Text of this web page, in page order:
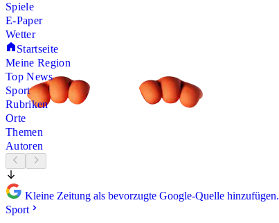
Spiele
E-Paper
Wetter
Startseite
Meine Region
Top News
Sport
Rubriken
Orte
Themen
Autoren
Kleine Zeitung als bevorzugte Google-Quelle hinzufügen.
Sport